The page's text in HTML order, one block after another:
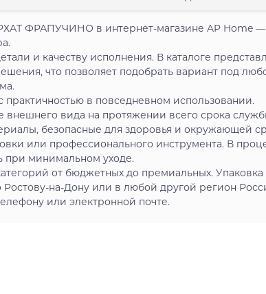
ФРАПУЧИНО в интернет-магазине AP Home —
и качеству исполнения. В каталоге
что позволяет подобрать вариант под
практичностью в повседневном использовании.
вида на протяжении всего срока
безопасные для здоровья и окружающей
или профессионального инструмента. В
при минимальном уходе.
от бюджетных до премиальных. Упаковка
на-Дону или в любой другой регион
или электронной почте.